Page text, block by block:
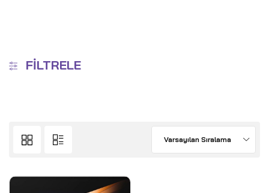
FILTRELE
Varsayılan Sıralama